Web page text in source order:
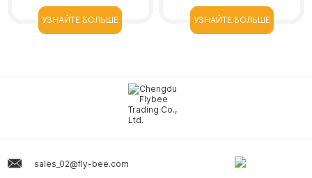
высокой дозой тау-
флувалината. Он может
УЗНАЙТЕ БОЛЬШЕ
варроа, даже на тех, кто
невосприимчив к другим
УЗНАЙТЕ БОЛЬШЕ
sales_02@fly-bee.com